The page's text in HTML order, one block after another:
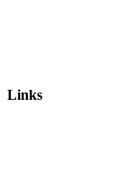
Links